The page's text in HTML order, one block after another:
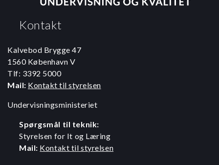
Kontakt
Kalvebod Brygge 47
1560 København V
Tlf: 3392 5000
Mail: Kontakt til styrelsen
Undervisningsministeriet
Spørgsmål til teknik:
Styrelsen for It og Læring
Mail: Kontakt til styrelsen